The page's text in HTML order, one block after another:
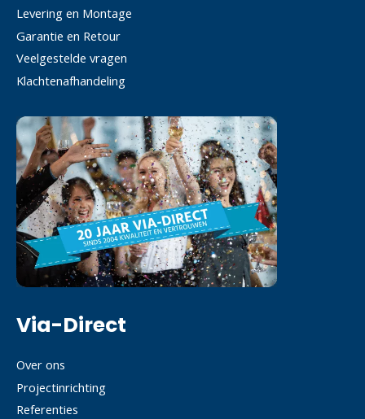
Levering en Montage
Garantie en Retour
Veelgestelde vragen
Klachtenafhandeling
Via-Direct
Over ons
Projectinrichting
Referenties